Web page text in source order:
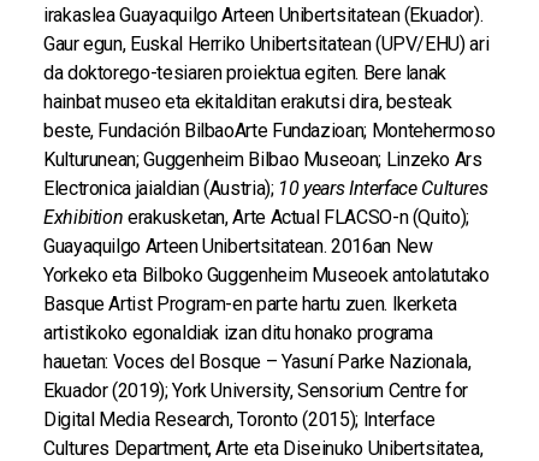
irakaslea Guayaquilgo Arteen Unibertsitatean (Ekuador).
Gaur egun, Euskal Herriko Unibertsitatean (UPV/EHU) ari
da doktorego-tesiaren proiektua egiten. Bere lanak
hainbat museo eta ekitalditan erakutsi dira, besteak
beste, Fundación BilbaoArte Fundazioan; Montehermoso
Kulturunean; Guggenheim Bilbao Museoan; Linzeko Ars
Electronica jaialdian (Austria); 10 years Interface Cultures
Exhibition erakusketan, Arte Actual FLACSO-n (Quito);
Guayaquilgo Arteen Unibertsitatean. 2016an New
Yorkeko eta Bilboko Guggenheim Museoek antolatutako
Basque Artist Program-en parte hartu zuen. Ikerketa
artistikoko egonaldiak izan ditu honako programa
hauetan: Voces del Bosque – Yasuní Parke Nazionala,
Ekuador (2019); York University, Sensorium Centre for
Digital Media Research, Toronto (2015); Interface
Cultures Department, Arte eta Diseinuko Unibertsitatea,